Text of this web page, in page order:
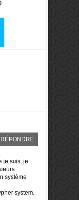
RÉPONDRE
je suis, je
système
system.